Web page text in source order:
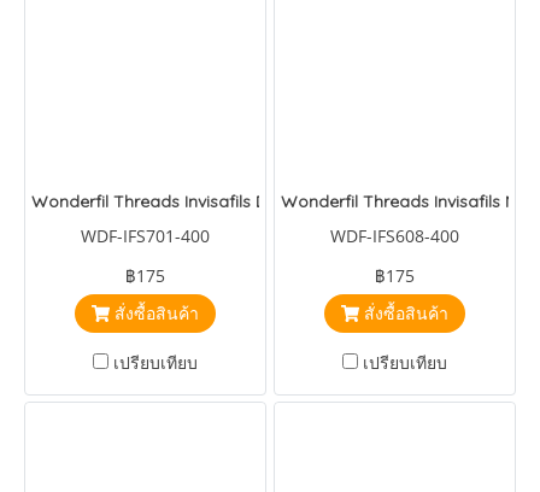
Wonderfil Threads Invisafils Daffodil Yellow
WDF-IFS701-400
฿175
สั่งซื้อสินค้า
เปรียบเทียบ
Wonderfil Threads Invisafils
WDF-IFS608-400
฿175
สั่งซื้อสินค้า
เปรียบเทียบ